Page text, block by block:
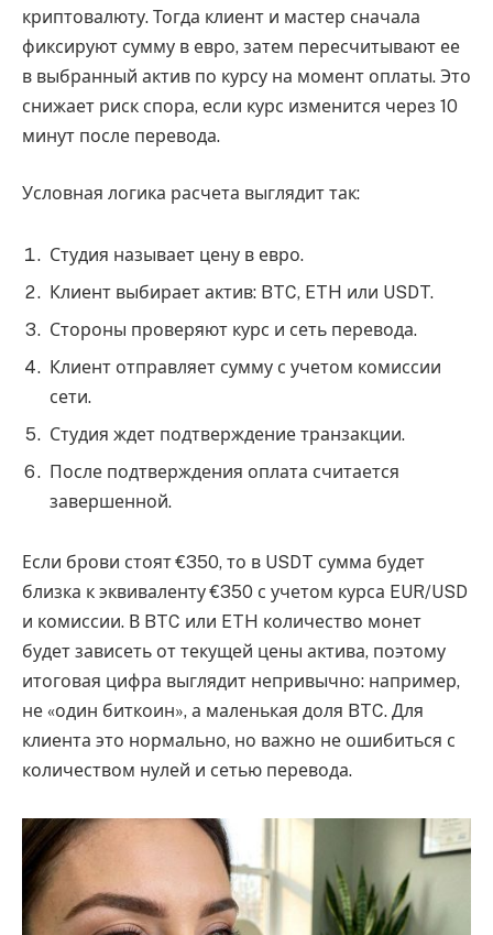
криптовалюту. Тогда клиент и мастер сначала
фиксируют сумму в евро, затем пересчитывают ее
в выбранный актив по курсу на момент оплаты. Это
снижает риск спора, если курс изменится через 10
минут после перевода.
Условная логика расчета выглядит так:
Студия называет цену в евро.
Клиент выбирает актив: BTC, ETH или USDT.
Стороны проверяют курс и сеть перевода.
Клиент отправляет сумму с учетом комиссии
сети.
Студия ждет подтверждение транзакции.
После подтверждения оплата считается
завершенной.
Если брови стоят €350, то в USDT сумма будет
близка к эквиваленту €350 с учетом курса EUR/USD
и комиссии. В BTC или ETH количество монет
будет зависеть от текущей цены актива, поэтому
итоговая цифра выглядит непривычно: например,
не «один биткоин», а маленькая доля BTC. Для
клиента это нормально, но важно не ошибиться с
количеством нулей и сетью перевода.